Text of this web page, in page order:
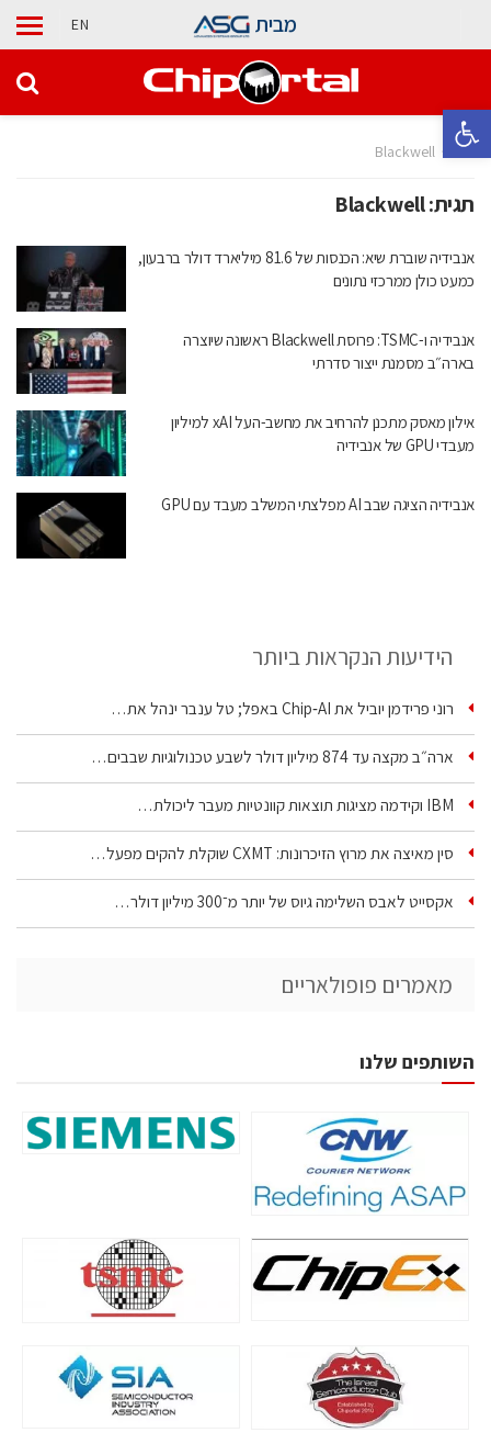
פתח סרגל נגישות
מבית EN
בית Blackwell
תגית:Blackwell
אנבידיה שוברת שיא: הכנסות של 81.6 מיליארד דולר ברבעון,
כמעט כולן ממרכזי נתונים
אנבידיה ו-TSMC: פרוסת Blackwell ראשונה שיוצרה
בארה״ב מסמנת ייצור סדרתי
אילון מאסק מתכנן להרחיב את מחשב-העל xAI למיליון
מעבדי GPU של אנבידיה
אנבידיה הציגה שבב AI מפלצתי המשלב מעבד עם GPU
הידיעות הנקראות ביותר
רוני פרידמן יוביל את Chip‑AI באפל; טל ענבר ינהל את…
ארה״ב מקצה עד 874 מיליון דולר לשבע טכנולוגיות שבבים…
IBM וקידמה מציגות תוצאות קוונטיות מעבר ליכולת…
סין מאיצה את מרוץ הזיכרונות: CXMT שוקלת להקים מפעל…
אקסייט לאבס השלימה גיוס של יותר מ־300 מיליון דולר…
מאמרים פופולאריים
השותפים שלנו